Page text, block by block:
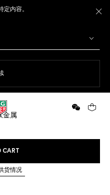
定内容。
微信 您的
金属
CART
货情况